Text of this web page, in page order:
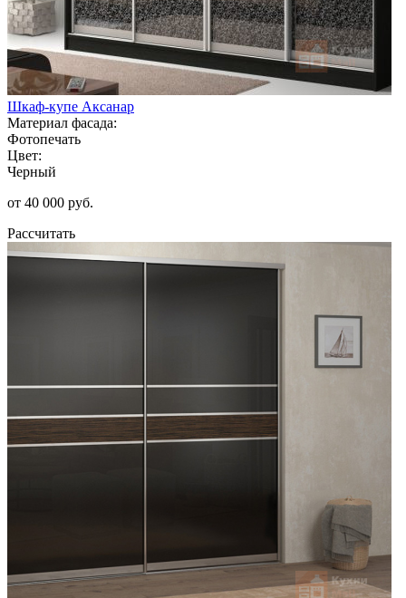
Шкаф-купе Аксанар
Материал фасада:
Фотопечать
Цвет:
Черный
от 40 000 руб.
Рассчитать